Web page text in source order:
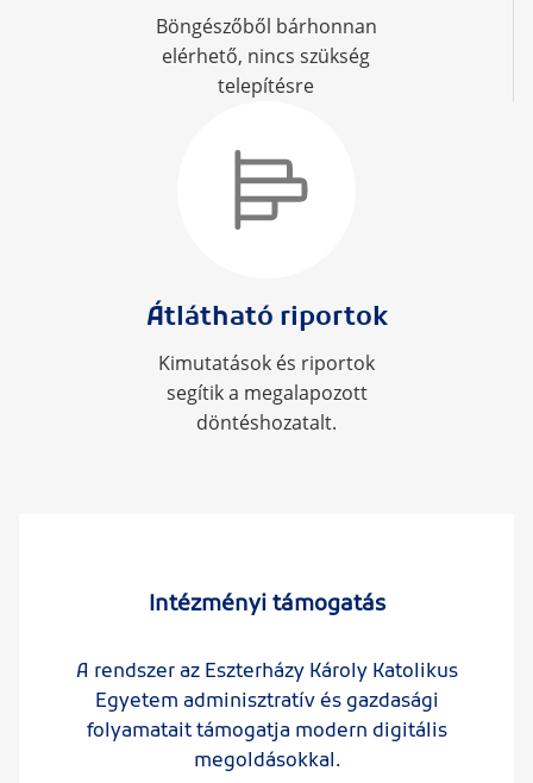
Böngészőből bárhonnan
elérhető, nincs szükség
telepítésre
Átlátható riportok
Kimutatások és riportok
segítik a megalapozott
döntéshozatalt.
Intézményi támogatás
A rendszer az Eszterházy Károly Katolikus
Egyetem adminisztratív és gazdasági
folyamatait támogatja modern digitális
megoldásokkal.